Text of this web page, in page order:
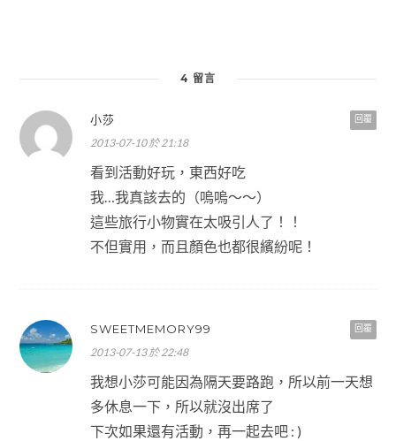
4 留言
回覆
小莎
2013-07-10 於 21:18
看到活動好玩，東西好吃
我…我真該去的（嗚嗚～～）
這些旅行小物實在太吸引人了！！
不但實用，而且顏色也都很繽紛呢！
回覆
SWEETMEMORY99
2013-07-13 於 22:48
我想小莎可能因為隔天要路跑，所以前一天想
多休息一下，所以就沒出席了
下次如果還有活動，再一起去吧 : )